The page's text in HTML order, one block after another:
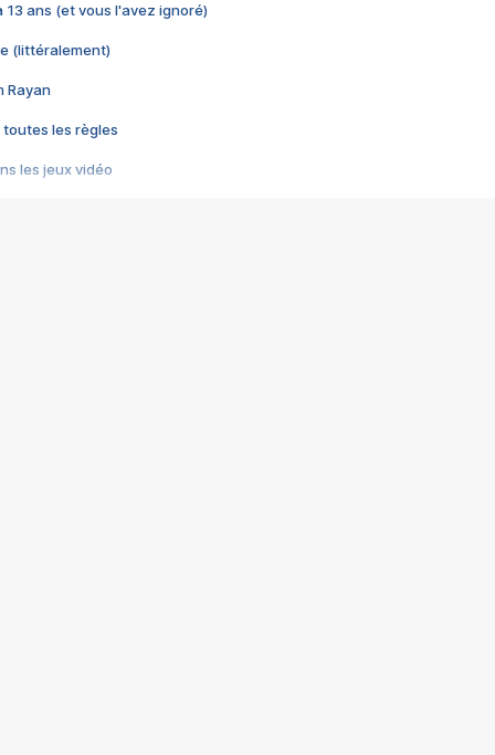
13 ans (et vous l'avez ignoré)
(littéralement)
Rayan
toutes les règles
les jeux vidéo